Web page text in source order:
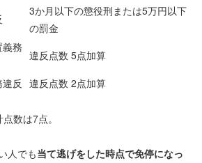
3か月以下の懲役刑または5万円以下
の罰金
務
違反点数 5点加算
反 違反点数 2点加算
数は7点。
人でも当て逃げをした時点で免停になっ